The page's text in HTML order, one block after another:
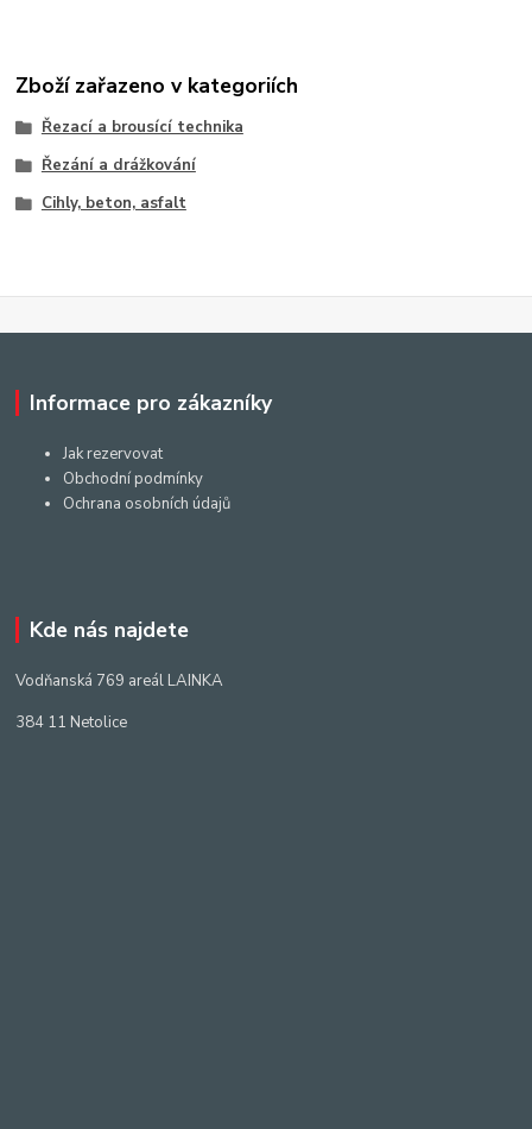
Zboží zařazeno v kategoriích
Řezací a brousící technika
Řezání a drážkování
Cihly, beton, asfalt
Informace pro zákazníky
Jak rezervovat
Obchodní podmínky
Ochrana osobních údajů
Kde nás najdete
Vodňanská 769 areál LAINKA
384 11 Netolice